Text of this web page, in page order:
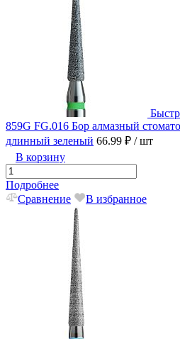
859G FG.016 Бор алмазный
длинный зеленый 66.99 ₽ / шт
В корзину
Подробнее
Сравнение
В избранное